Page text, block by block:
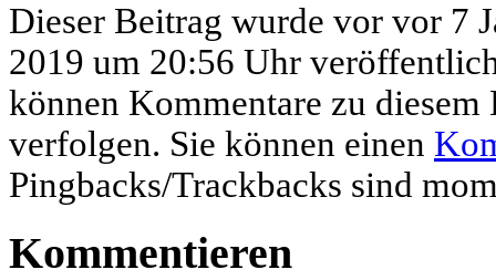
Dieser Beitrag wurde vor vor 7
2019 um 20:56 Uhr
können Kommentare zu
verfolgen. Sie können einen
Pingbacks/Trackbacks sind
Kommentieren